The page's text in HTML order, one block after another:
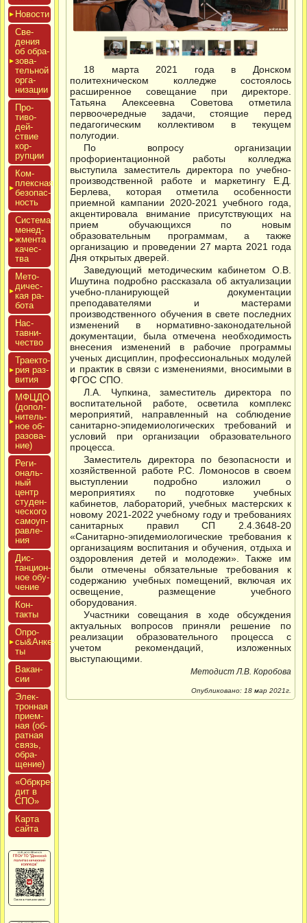
Новос­ти
Све­
дения
об об­ра­
зова­
тель­ной
ор­га­
низа­ции
Про­
тиво­
дей­
ствие
кор­
рупции
Ком­
плексная
бе­зопас­
ность
Сис­те­ма
ме­нед­
жмен­та
ка­чес­
тва
Мето­
дичес­
кая ра­
бота
Нас­
тавни­
чес­тво
Тра­ек­то­
рия раз­
ви­тия
МФЦДО
(до­пол­
ни­тель­
ное об­
ра­зова­
ние)
Реги­
ональ­
ный
центр
сту­ден­
ческо­го
са­мо­уп­
равле­
ния
Дис­
танци­он­
ное обу­
чение
Кон­
такты
Опро­
сы&Анке­
ты
Вакан­
сии
Элек­
трон­ная
при­ем­
ная (об­
ратная
связь,
об­ра­
щение)
«Обркре­
дит в
СПО»
Кар­та
сай­та
18 марта 2021 года в Донском
политехническом колледже состоялось
расширенное совещание при директоре.
Татьяна Алексеевна Советова отметила
первоочередные задачи, стоящие перед
педагогическим коллективом в текущем
полугодии.
По вопросу организации
профориентационной работы колледжа
выступила заместитель директора по учебно-
производственной работе и маркетингу Е.Д.
Берлева, которая отметила особенности
приемной кампании 2020-2021 учебного года,
акцентировала внимание присутствующих на
прием обучающихся по новым
образовательным программам, а также
организацию и проведении 27 марта 2021 года
Дня открытых дверей.
Заведующий методическим кабинетом О.В.
Ишутина подробно рассказала об актуализации
учебно-планирующей документации
преподавателями и мастерами
производственного обучения в свете последних
изменений в нормативно-законодательной
документации, была отмечена необходимость
внесения изменений в рабочие программы
ученых дисциплин, профессиональных модулей
и практик в связи с изменениями, вносимыми в
ФГОС СПО.
Л.А. Чупкина, заместитель директора по
воспитательной работе, осветила комплекс
мероприятий, направленный на соблюдение
санитарно-эпидемиологических требований и
условий при организации образовательного
процесса.
Заместитель директора по безопасности и
хозяйственной работе Р.С. Ломоносов в своем
выступлении подробно изложил о
мероприятиях по подготовке учебных
кабинетов, лабораторий, учебных мастерских к
новому 2021-2022 учебному году и требованиях
санитарных правил СП 2.4.3648-20
«Санитарно-эпидемиологические требования к
организациям воспитания и обучения, отдыха и
оздоровления детей и молодежи». Также им
были отмечены обязательные требования к
содержанию учебных помещений, включая их
освещение, размещение учебного
оборудования.
Участники совещания в ходе обсуждения
актуальных вопросов приняли решение по
реализации образовательного процесса с
учетом рекомендаций, изложенных
выступающими.
Методист Л.В. Коробова
Опубликовано: 18 мар 2021г.